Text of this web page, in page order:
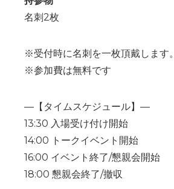
名刺2枚
※受付時に名刺を一枚頂戴します。
※参加費は無料です
—【タイムスケジュール】—
13:30 入場受け付け開始
14:00 トークイベント開始
16:00 イベント終了/懇親会開始
18:00 懇親会終了/撤収